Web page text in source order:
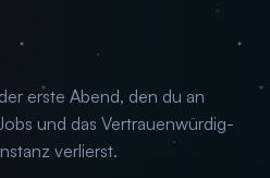
erste Abend, den du an
und das Vertrauenwürdig-
verlierst.